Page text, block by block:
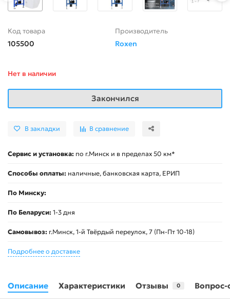
Код товара
105500
Производитель
Roxen
Нет в наличии
Закончился
В закладки В сравнение
Сервис и установка: по г.Минск и в пределах 50 км*
Способы оплаты: наличные, банковская карта, ЕРИП
По Минску:
По Беларуси: 1-3 дня
Самовывоз: г.Минск, 1-й Твёрдый переулок, 7 (Пн-Пт 10-18)
Подробнее о доставке
Описание Характеристики Отзывы 0 Вопрос-